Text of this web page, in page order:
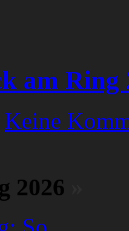
am Ring
Keine
2026